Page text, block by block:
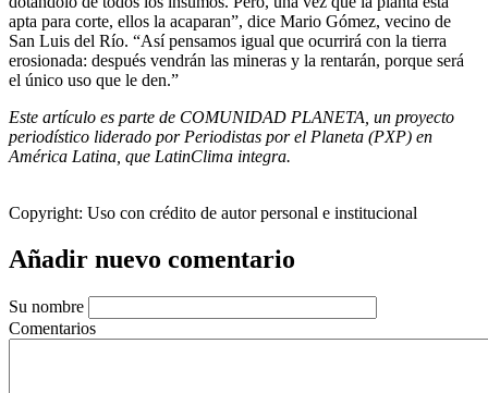
apta para corte, ellos la acaparan”, dice Mario Gómez, vecino de
San Luis del Río. “Así pensamos igual que ocurrirá con la tierra
erosionada: después vendrán las mineras y la rentarán, porque será
el único uso que le den.”
Este artículo es parte de COMUNIDAD PLANETA, un proyecto
periodístico liderado por Periodistas por el Planeta (PXP) en
América Latina, que LatinClima integra.
Copyright: Uso con crédito de autor personal e institucional
Añadir nuevo comentario
Su nombre
Comentarios